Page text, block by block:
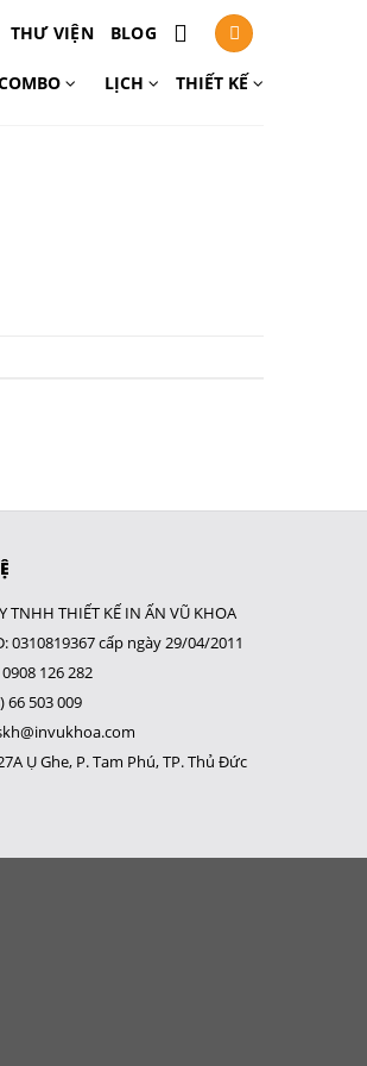
THƯ VIỆN BLOG
LỊCH THIẾT KẾ
TNHH THIẾT KẾ IN ẤN VŨ KHOA
0310819367 cấp ngày 29/04/2011
126 282
66 503 009
Ụ Ghe, P. Tam Phú, TP. Thủ Đức